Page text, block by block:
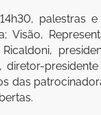
palestras
das